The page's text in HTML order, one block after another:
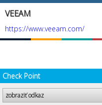
VEEAM
https://www.veeam.com/
Check Point
zobraziť odkaz